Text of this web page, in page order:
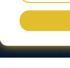
Copyright ©2023